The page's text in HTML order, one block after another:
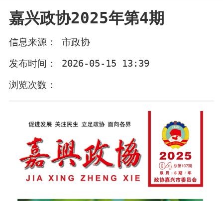
嘉兴政协2025年第4期
信息来源： 市政协
发布时间： 2026-05-15 13:39
浏览次数：